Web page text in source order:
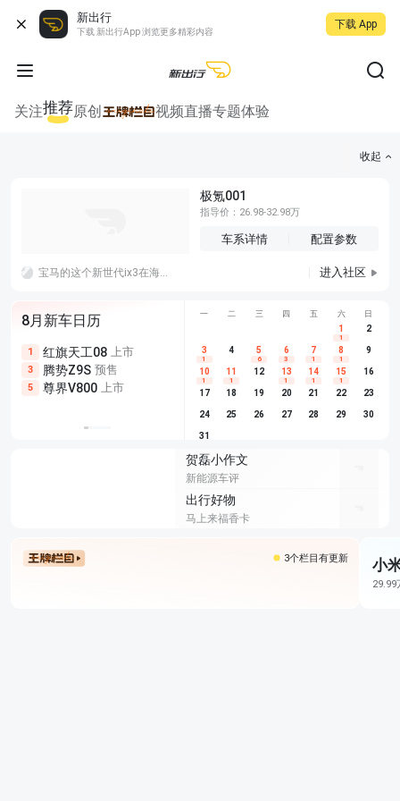
新出行
下载 新出行App 浏览更多精彩内容
下载 App
关注推荐原创 视频直播专题体验
收起
极氪001
指导价：26.98-32.98万
车系详情 配置参数
宝马的这个新世代ix3在海外已经有十万订单了，国内目前是盲订阶段，据了解小订的人还不少，月底正式上市看怎么样。 进入社区
8月新车日历
1 红旗天工08 上市
3 腾势Z9S 预售
5 尊界V800 上市
尊界V680 上市
享界G9 预售
别克至境L7 预售
埃安
长城H10
深蓝S05
一 二 三 四 五 六 日
1
1
2
3
1
4 5
6
6
3
7
1
8
1
9
10
1
11
1
12 13
1
14
1
15
1
16
17 18 19 20 21 22 23
24 25 26 27 28 29 30
31
贺磊小作文
新能源车评
出行好物
马上来福香卡
3个栏目有更新 小
29.99